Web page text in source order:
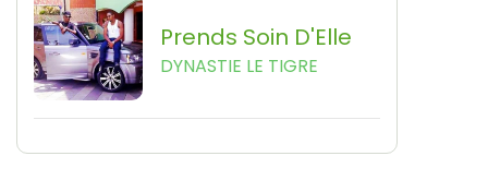
Prends Soin D'Elle
DYNASTIE LE TIGRE